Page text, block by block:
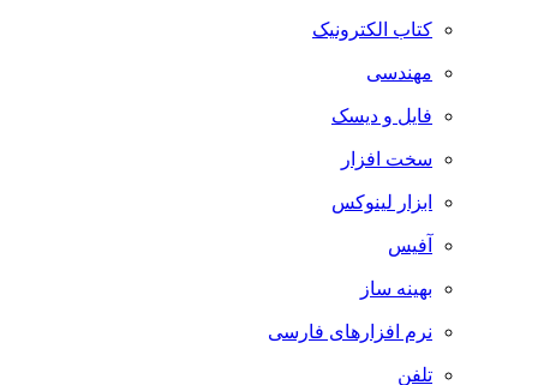
کتاب الکترونیک
مهندسی
فایل و دیسک
سخت افزار
ابزار لینوکس
آفیس
بهینه ساز
نرم افزارهای فارسی
تلفن